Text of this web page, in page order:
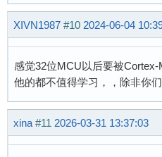
XIVN1987 #10 2024-06-04
感觉32位MCU以后要被
他的都不值得学习，，除非你们
xina #11 2026-03-31 13:37:03